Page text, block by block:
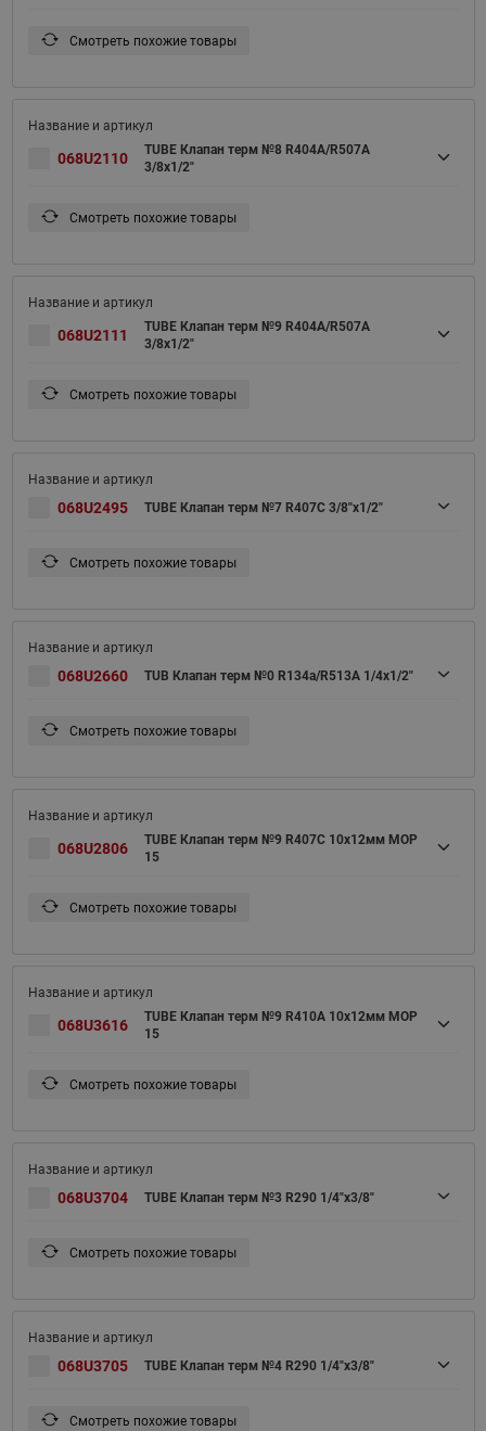
Смотреть похожие товары
068U2110
TUBE Клапан терм №8 R404A/R507A
3/8x1/2"
Смотреть похожие товары
068U2111
TUBE Клапан терм №9 R404A/R507A
3/8x1/2"
Смотреть похожие товары
068U2495 TUBE Клапан терм №7 R407С 3/8"x1/2"
Смотреть похожие товары
068U2660 TUB Клапан терм №0 R134a/R513A 1/4x1/2"
Смотреть похожие товары
068U2806
TUBE Клапан терм №9 R407С 10x12мм MOP
15
Смотреть похожие товары
068U3616
TUBE Клапан терм №9 R410A 10х12мм MOP
15
Смотреть похожие товары
068U3704 TUBE Клапан терм №3 R290 1/4"x3/8"
Смотреть похожие товары
068U3705 TUBE Клапан терм №4 R290 1/4"x3/8"
Смотреть похожие товары